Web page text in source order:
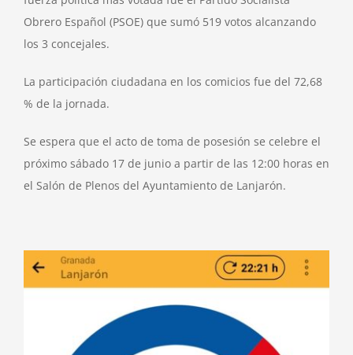
Obrero Español (PSOE) que sumó 519 votos alcanzando
los 3 concejales.
La participación ciudadana en los comicios fue del 72,68
% de la jornada.
Se espera que el acto de toma de posesión se celebre el
próximo sábado 17 de junio a partir de las 12:00 horas en
el Salón de Plenos del Ayuntamiento de Lanjarón.